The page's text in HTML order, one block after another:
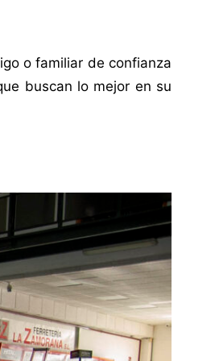
o familiar de confianza
buscan lo mejor en su